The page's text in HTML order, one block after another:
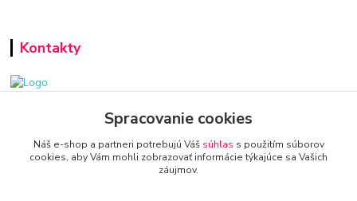
Kontakty
www.zariadenie-firmy.sk
+421 940 949 000
Spracovanie cookies
Náš e-shop a partneri potrebujú Váš súhlas s použitím súborov
cookies, aby Vám mohli zobrazovať informácie týkajúce sa Vašich
záujmov.